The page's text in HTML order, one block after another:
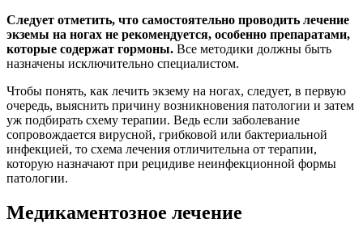
Следует отметить, что самостоятельно проводить лечение
экземы на ногах не рекомендуется, особенно препаратами,
которые содержат гормоны. Все методики должны быть
назначены исключительно специалистом.
Чтобы понять, как лечить экзему на ногах, следует, в первую
очередь, выяснить причину возникновения патологии и затем
уж подбирать схему терапии. Ведь если заболевание
сопровождается вирусной, грибковой или бактериальной
инфекцией, то схема лечения отличительна от терапии,
которую назначают при рецидиве неинфекционной формы
патологии.
Медикаментозное лечение